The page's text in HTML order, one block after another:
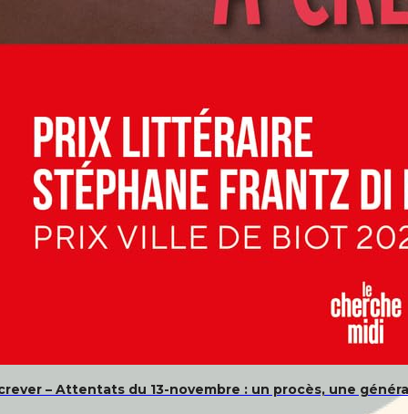
– Attentats du 13-novembre : un procès, une